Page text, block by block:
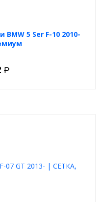
BMW 5 Ser F-10 2010-
Р